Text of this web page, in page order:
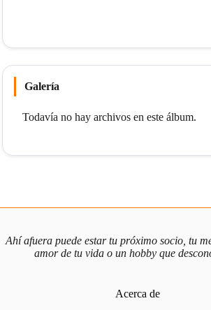
Galería
Todavía no hay archivos en este álbum.
Ahí afuera puede estar tu próximo socio, tu
amor de tu vida o un hobby que
Acerca de